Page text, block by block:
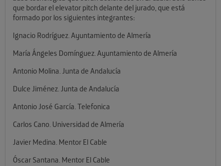
que bordar el elevator pitch delante del jurado, que está
formado por los siguientes integrantes:
Ignacio Rodríguez. Ayuntamiento de Almería
María Ángeles Domínguez. Ayuntamiento de Almería
Antonio Molina. Junta de Andalucía
Dulce Jiménez. Junta de Andalucía
Antonio José García. Telefonica
Carlos Cano. Universidad de Almería
Javier Medina. Mentor El Cable
Óscar Santana. Mentor El Cable